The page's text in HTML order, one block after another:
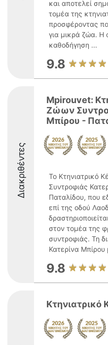
και αποτελεί
τομέα της
προσφέροντας
για μικρά ζώα. Η
καθοδήγηση ...
9.8
Διακριθέντες
Mpirouvet:
Ζώων
Μπίρου -
Το Κτηνιατρικό
Συντροφιάς
Παταλίδου, που
επί της οδού
στον τομέα της
συντροφιάς. Τη
Κατερίνα Μπίρου
9.8
Κτηνιατρικό